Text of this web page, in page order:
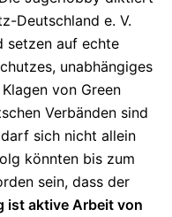
Deutschland e. V.
setzen auf echte
unabhängiges
von Green
Verbänden sind
sich nicht allein
könnten bis zum
sein, dass der
ist aktive Arbeit von